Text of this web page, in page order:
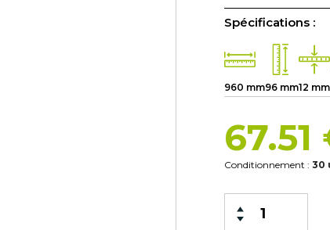
Spécifications :
960 mm96 mm12 mm
67.51
Conditionnement : 30